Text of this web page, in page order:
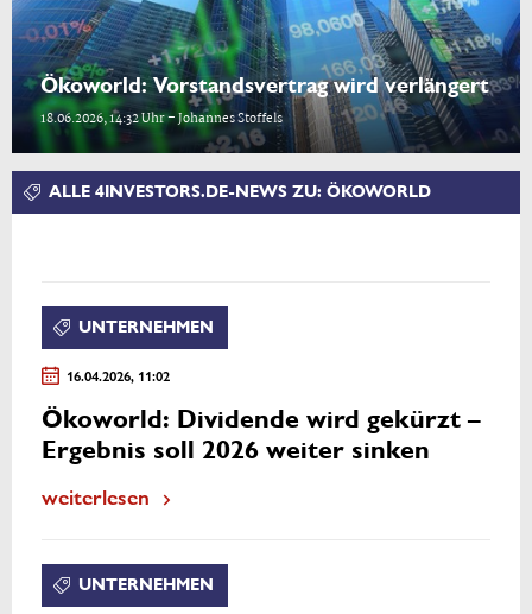
Ökoworld: Vorstandsvertrag wird verlängert
18.06.2026, 14:32 Uhr – Johannes Stoffels
ALLE 4INVESTORS.DE-NEWS ZU: ÖKOWORLD
UNTERNEHMEN
16.04.2026, 11:02
Ökoworld: Dividende wird gekürzt –
Ergebnis soll 2026 weiter sinken
weiterlesen
UNTERNEHMEN